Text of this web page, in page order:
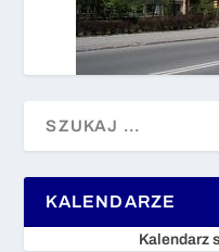
KALENDARZE
Kalendarz